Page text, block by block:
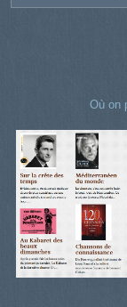
Où on